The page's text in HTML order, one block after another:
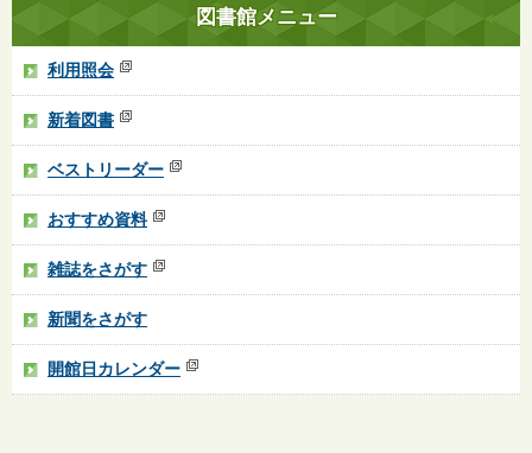
図書館メニュー
利用照会
新着図書
ベストリーダー
おすすめ資料
雑誌をさがす
新聞をさがす
開館日カレンダー